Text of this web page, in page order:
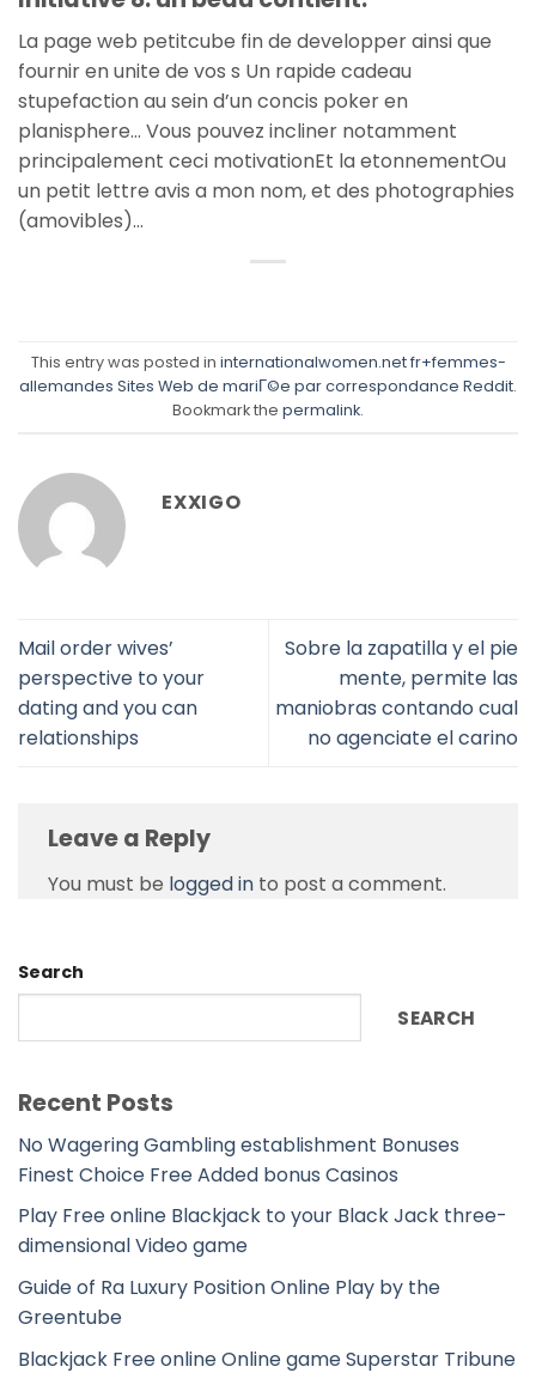
La page web petitcube fin de developper ainsi que
fournir en unite de vos s Un rapide cadeau
stupefaction au sein d’un concis poker en
planisphere… Vous pouvez incliner notamment
principalement ceci motivationEt la etonnementOu
un petit lettre avis a mon nom, et des photographies
(amovibles)…
This entry was posted in internationalwomen.net fr+femmes-
allemandes Sites Web de mariГ©e par correspondance Reddit.
Bookmark the permalink.
EXXIGO
Mail order wives’
perspective to your
dating and you can
relationships
Sobre la zapatilla y el pie
mente, permite las
maniobras contando cual
no agenciate el carino
Leave a Reply
You must be logged in to post a comment.
Search
SEARCH
Recent Posts
No Wagering Gambling establishment Bonuses
Finest Choice Free Added bonus Casinos
Play Free online Blackjack to your Black Jack three-
dimensional Video game
Guide of Ra Luxury Position Online Play by the
Greentube
Blackjack Free online Online game Superstar Tribune